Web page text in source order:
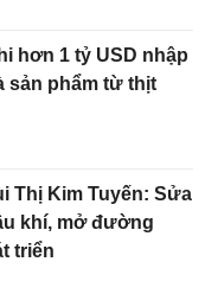
hơn 1 tỷ USD nhập
sản phẩm từ thịt
Thị Kim Tuyến: Sửa
khí, mở đường
triển